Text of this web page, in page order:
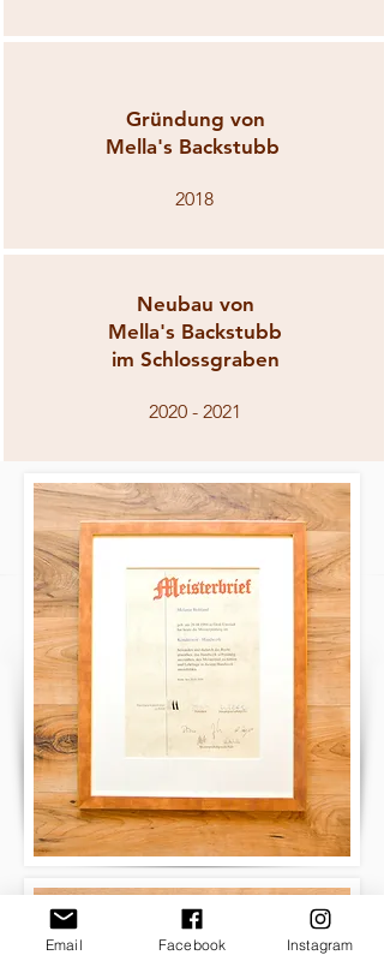
Gründung von
Mella's Backstubb
2018
Neubau von
Mella's Backstubb
im Schlossgraben
2020 - 2021
Email Facebook Instagram